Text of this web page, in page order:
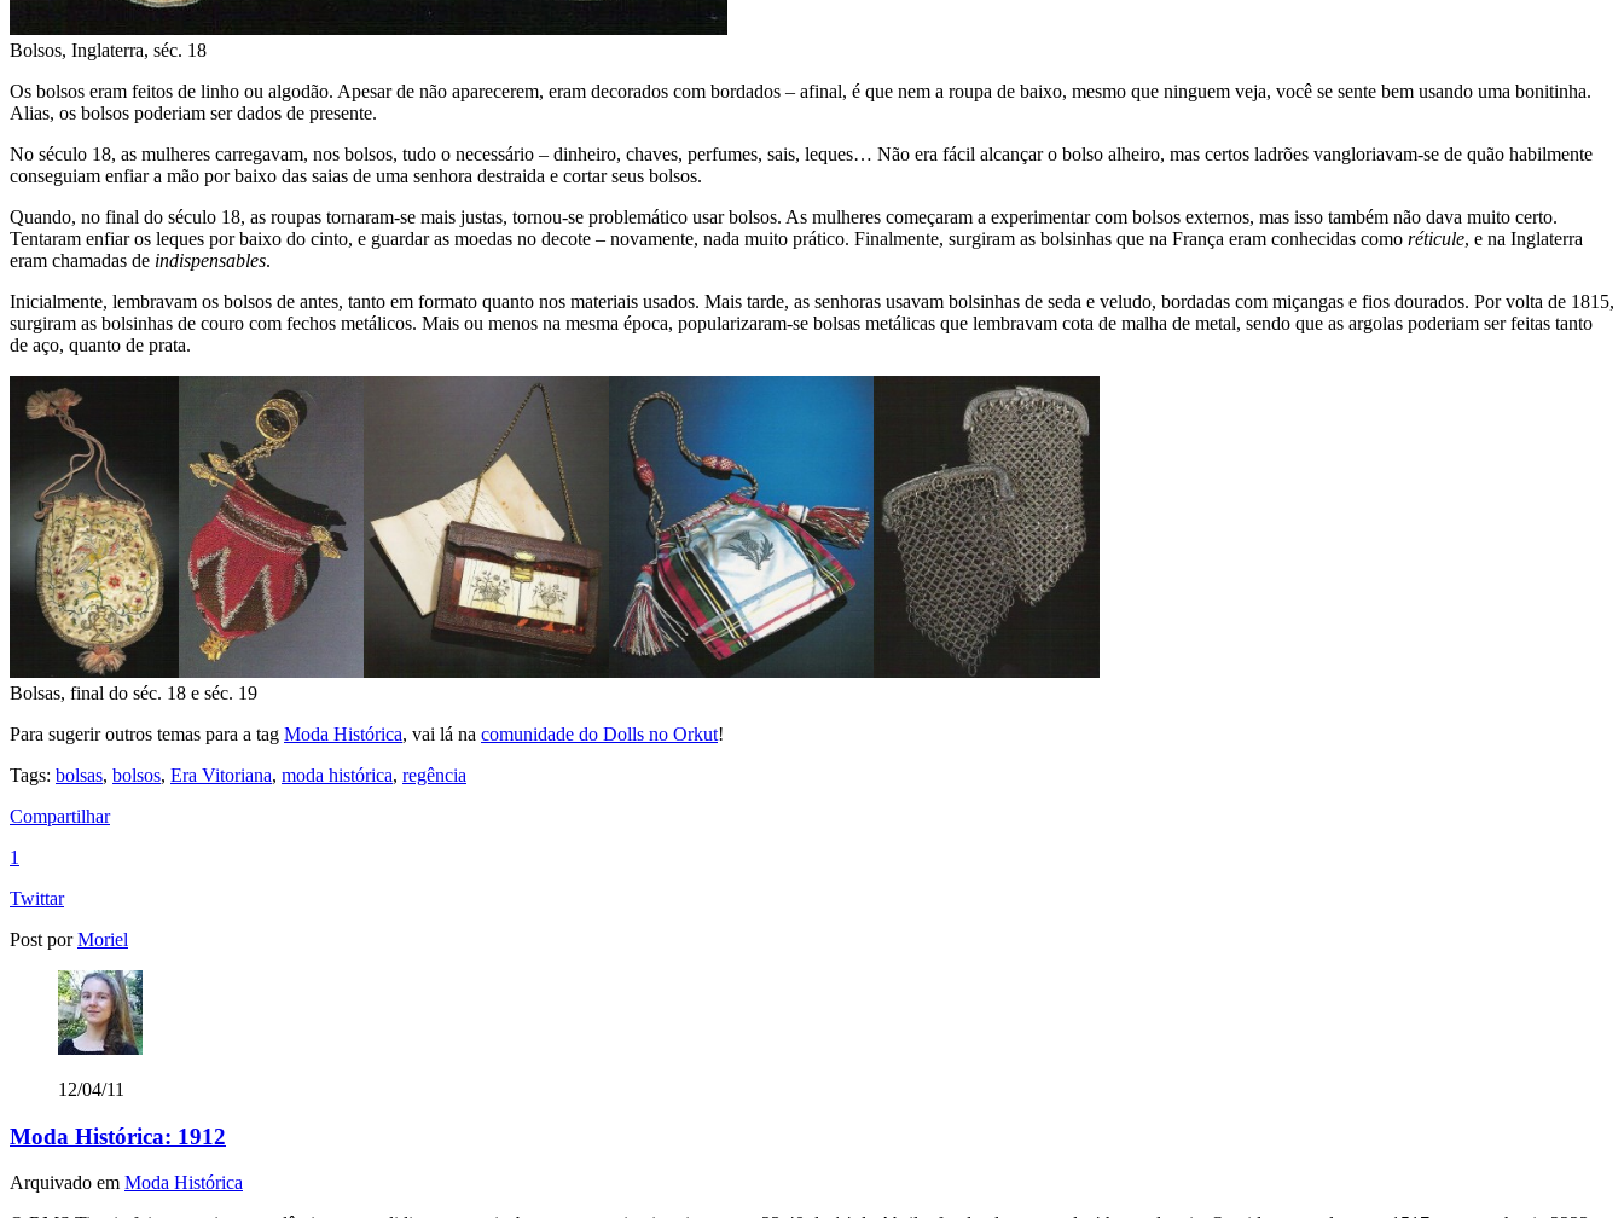
Bolsos, Inglaterra, séc. 18
Os bolsos eram feitos de linho ou algodão. Apesar de não aparecerem, eram decorados com bordados – afinal, é que nem a roupa de baixo, mesmo que ninguem veja, você se sente bem usando uma bonitinha.
Alias, os bolsos poderiam ser dados de presente.
No século 18, as mulheres carregavam, nos bolsos, tudo o necessário – dinheiro, chaves, perfumes, sais, leques… Não era fácil alcançar o bolso alheiro, mas certos ladrões vangloriavam-se de quão habilmente
conseguiam enfiar a mão por baixo das saias de uma senhora destraida e cortar seus bolsos.
Quando, no final do século 18, as roupas tornaram-se mais justas, tornou-se problemático usar bolsos. As mulheres começaram a experimentar com bolsos externos, mas isso também não dava muito certo.
Tentaram enfiar os leques por baixo do cinto, e guardar as moedas no decote – novamente, nada muito prático. Finalmente, surgiram as bolsinhas que na França eram conhecidas como réticule, e na Inglaterra
eram chamadas de indispensables.
Inicialmente, lembravam os bolsos de antes, tanto em formato quanto nos materiais usados. Mais tarde, as senhoras usavam bolsinhas de seda e veludo, bordadas com miçangas e fios dourados. Por volta de 1815,
surgiram as bolsinhas de couro com fechos metálicos. Mais ou menos na mesma época, popularizaram-se bolsas metálicas que lembravam cota de malha de metal, sendo que as argolas poderiam ser feitas tanto
de aço, quanto de prata.
Bolsas, final do séc. 18 e séc. 19
Para sugerir outros temas para a tag Moda Histórica, vai lá na comunidade do Dolls no Orkut!
Tags: bolsas, bolsos, Era Vitoriana, moda histórica, regência
Compartilhar
1
Twittar
Post porMoriel
12/04/11
Moda Histórica: 1912
Arquivado em Moda Histórica